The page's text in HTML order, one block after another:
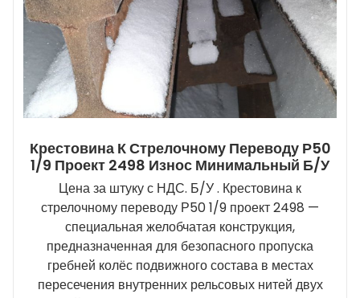
Крестовина К Стрелочному Переводу Р50
1/9 Проект 2498 Износ Минимальный Б/У
Цена за штуку с НДС. Б/У . Крестовина к
стрелочному переводу Р50 1/9 проект 2498 —
специальная желобчатая конструкция,
предназначенная для безопасного пропуска
гребней колёс подвижного состава в местах
пересечения внутренних рельсовых нитей двух